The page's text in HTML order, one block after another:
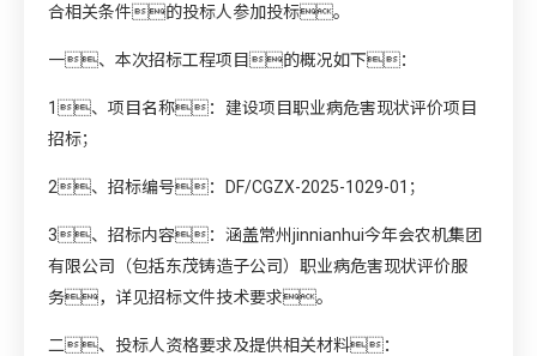
合相关条件的投标人参加投标。
一、本次招标工程项目的概况如下：
1、项目名称：建设项目职业病危害现状评价项目
招标；
2、招标编号：DF/CGZX-2025-1029-01；
3、招标内容：涵盖常州jinnianhui今年会农机集团
有限公司（包括东茂铸造子公司）职业病危害现状评价服
务，详见招标文件技术要求。
二、投标人资格要求及提供相关材料：